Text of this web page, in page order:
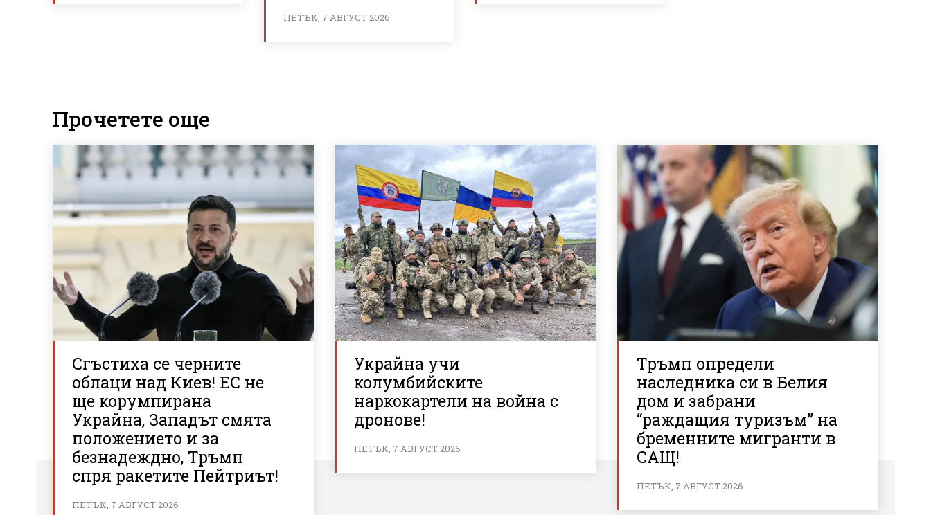
ПЕТЪК, 7 АВГУСТ 2026
Прочетете още
Сгъстиха се черните
облаци над Киев! ЕС не
ще корумпирана
Украйна, Западът смята
положението и за
безнадеждно, Тръмп
спря ракетите Пейтриът!
ПЕТЪК, 7 АВГУСТ 2026
Украйна учи
колумбийските
наркокартели на война с
дронове!
ПЕТЪК, 7 АВГУСТ 2026
Тръмп определи
наследника си в Белия
дом и забрани
“раждащия туризъм” на
бременните мигранти в
САЩ!
ПЕТЪК, 7 АВГУСТ 2026